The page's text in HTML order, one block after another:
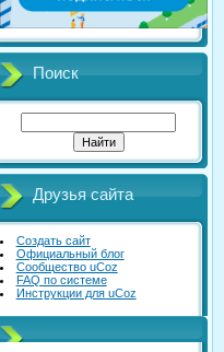
Поиск
Друзья сайта
Создать сайт
Официальный блог
Сообщество uCoz
FAQ по системе
Инструкции для uCoz